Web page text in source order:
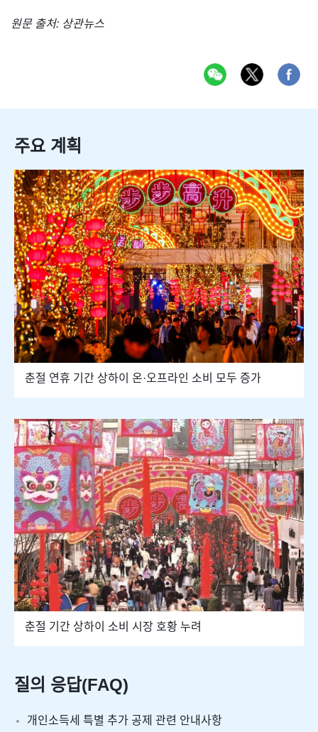
원문 출처: 상관뉴스
주요 계획
춘절 연휴 기간 상하이 온·오프라인 소비 모두 증가
춘절 기간 상하이 소비 시장 호황 누려
질의 응답(FAQ)
개인소득세 특별 추가 공제 관련 안내사항